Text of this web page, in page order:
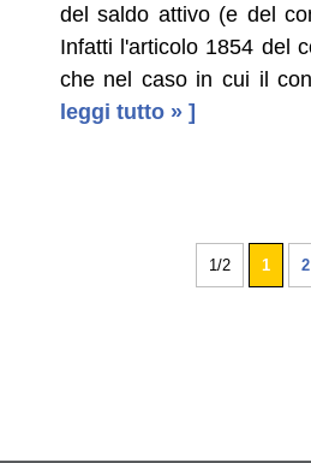
del saldo attivo (e del
Infatti l'articolo 1854 del
che nel caso in cui il
leggi tutto » ]
1/2 1 2